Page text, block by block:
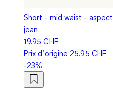
Short - mid waist - aspect
jean
19.95 CHF
Prix d‘origine 25.95 CHF
-23%